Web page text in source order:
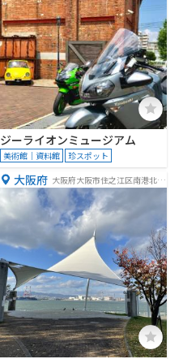
ジーライオンミュージアム
美術館｜資料館 珍スポット
大阪府 大阪府大阪市住之江区南港北２
丁目１−１０